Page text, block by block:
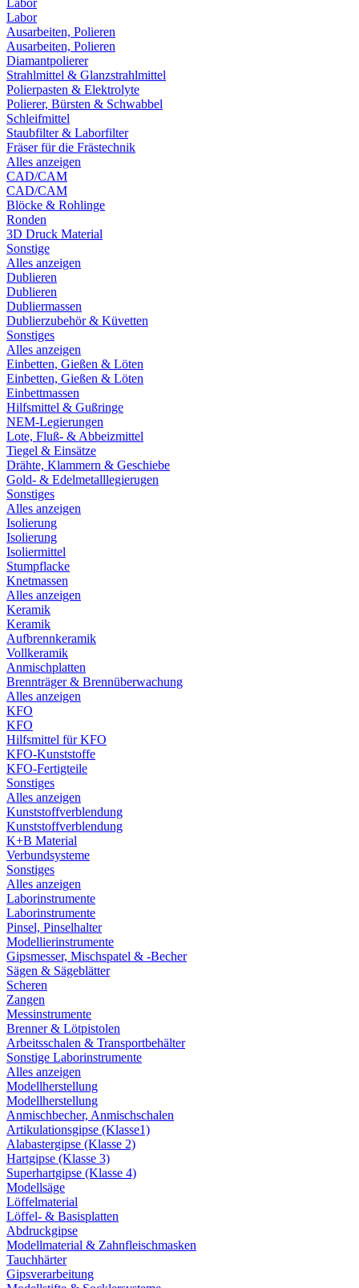
Labor
Labor
Ausarbeiten, Polieren
Ausarbeiten, Polieren
Diamantpolierer
Strahlmittel & Glanzstrahlmittel
Polierpasten & Elektrolyte
Polierer, Bürsten & Schwabbel
Schleifmittel
Staubfilter & Laborfilter
Fräser für die Frästechnik
Alles anzeigen
CAD/CAM
CAD/CAM
Blöcke & Rohlinge
Ronden
3D Druck Material
Sonstige
Alles anzeigen
Dublieren
Dublieren
Dubliermassen
Dublierzubehör & Küvetten
Sonstiges
Alles anzeigen
Einbetten, Gießen & Löten
Einbetten, Gießen & Löten
Einbettmassen
Hilfsmittel & Gußringe
NEM-Legierungen
Lote, Fluß- & Abbeizmittel
Tiegel & Einsätze
Drähte, Klammern & Geschiebe
Gold- & Edelmetalllegierugen
Sonstiges
Alles anzeigen
Isolierung
Isolierung
Isoliermittel
Stumpflacke
Knetmassen
Alles anzeigen
Keramik
Keramik
Aufbrennkeramik
Vollkeramik
Anmischplatten
Brennträger & Brennüberwachung
Alles anzeigen
KFO
KFO
Hilfsmittel für KFO
KFO-Kunststoffe
KFO-Fertigteile
Sonstiges
Alles anzeigen
Kunststoffverblendung
Kunststoffverblendung
K+B Material
Verbundsysteme
Sonstiges
Alles anzeigen
Laborinstrumente
Laborinstrumente
Pinsel, Pinselhalter
Modellierinstrumente
Gipsmesser, Mischspatel & -Becher
Sägen & Sägeblätter
Scheren
Zangen
Messinstrumente
Brenner & Lötpistolen
Arbeitsschalen & Transportbehälter
Sonstige Laborinstrumente
Alles anzeigen
Modellherstellung
Modellherstellung
Anmischbecher, Anmischschalen
Artikulationsgipse (Klasse1)
Alabastergipse (Klasse 2)
Hartgipse (Klasse 3)
Superhartgipse (Klasse 4)
Modellsäge
Löffelmaterial
Löffel- & Basisplatten
Abdruckgipse
Modellmaterial & Zahnfleischmasken
Tauchhärter
Gipsverarbeitung